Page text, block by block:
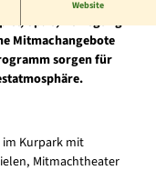
Website
Spaß, Bewegung
Mitmachangebote
sorgen für
Kurpark mit
Mitmachtheater